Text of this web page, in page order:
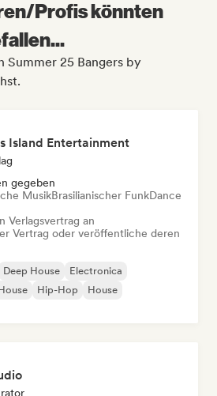
Profis könnten
Summer 25 Bangers by
Island Entertainment
gegeben
MusikBrasilianischer FunkDance
Verlagsvertrag an
Vertrag oder veröffentliche deren
Deep House
Electronica
Hip-Hop
House